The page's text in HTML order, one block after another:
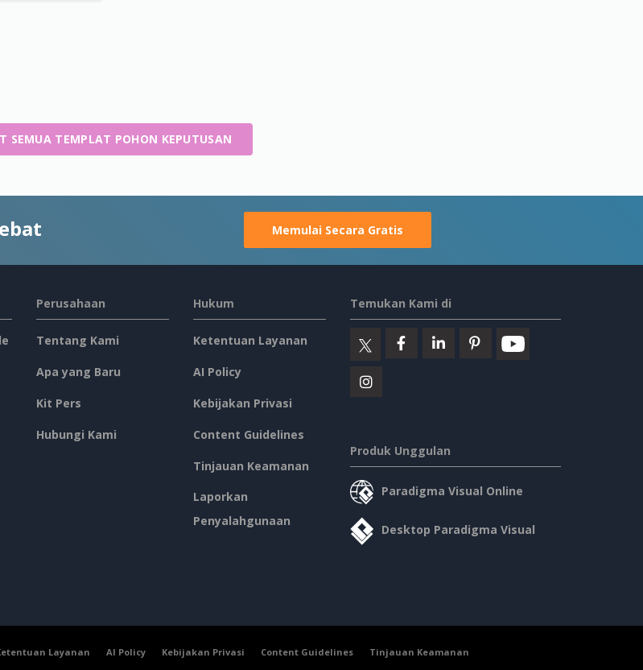
SEMUA TEMPLAT POHON KEPUTUSAN
Memulai Secara Gratis
Perusahaan
Tentang Kami
Apa yang Baru
Kit Pers
Hubungi Kami
Hukum
Ketentuan Layanan
AI Policy
Kebijakan Privasi
Content Guidelines
Tinjauan Keamanan
Laporkan
Penyalahgunaan
Temukan Kami di
Produk Unggulan
Paradigma Visual Online
Desktop Paradigma Visual
Layanan AI Policy Kebijakan Privasi Content Guidelines Tinjauan Keamanan